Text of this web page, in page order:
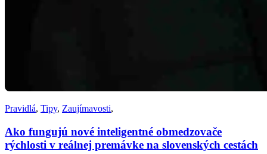
Pravidlá, Tipy, Zaujímavosti,
Ako fungujú nové inteligentné obmedzovače
rýchlosti v reálnej premávke na slovenských cestách